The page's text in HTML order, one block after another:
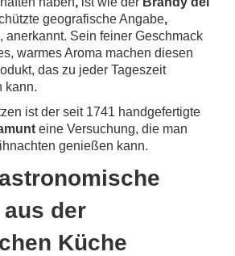
geografische Angabe,
, anerkannt. Sein feiner Geschmack
warmes Aroma machen diesen
das zu jeder Tageszeit
kann.
ist der seit 1741 handgefertigte
eine Versuchung, die man
genießen kann.
der
Küche